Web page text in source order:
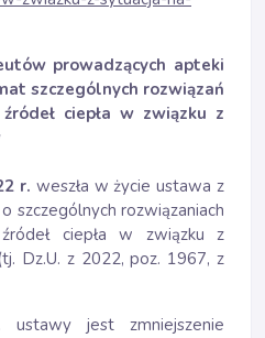
prowadzących apteki
szczególnych rozwiązań
ciepła w związku z
r. weszła w życie ustawa z
szczególnych rozwiązaniach
ciepła w związku z
Dz.U. z 2022, poz. 1967, z
jest zmniejszenie